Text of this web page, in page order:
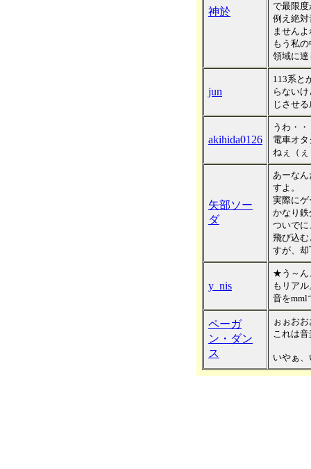
神於
で最限
例え絶
ません
もう私
領域に
jun
113系と
らない
じさせ
akihida0126
うわ・
電車オ
ねぇ（ぇ
矢部ソー
ダ
あーな
すよ。
実際に
かなり
ついでに
飛び込
すが、
y_nis
★う～ん
もリア
音をmml
ペーガ
ン・ダン
ス
ぉぉお
これは
いやぁ